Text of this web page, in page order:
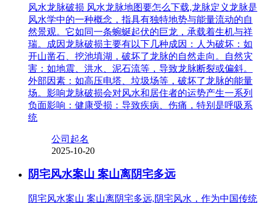
风水龙脉破损 风水龙脉地图要怎么下载,龙脉定义龙脉是
风水学中的一种概念，指具有独特地势与能量流动的自
然景观。它如同一条蜿蜒起伏的巨龙，承载着生机与祥
瑞。成因龙脉破损主要有以下几种成因：人为破坏：如
开山凿石、挖池填湖，破坏了龙脉的自然走向。自然灾
害：如地震、洪水、泥石流等，导致龙脉断裂或偏斜。
外部因素：如高压电塔、垃圾场等，破坏了龙脉的能量
场。影响龙脉破损会对风水和居住者的运势产生一系列
负面影响：健康受损：导致疾病、伤痛，特别是呼吸系
统
公司起名
2025-10-20
阴宅风水案山 案山离阴宅多远
阴宅风水案山 案山离阴宅多远,阴宅风水，作为中国传统